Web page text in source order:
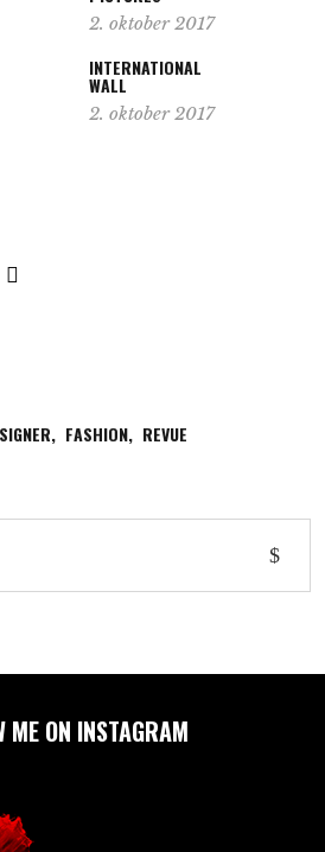
2. oktober 2017
INTERNATIONAL
WALL
2. oktober 2017
FASHION REVUE
ME ON INSTAGRAM